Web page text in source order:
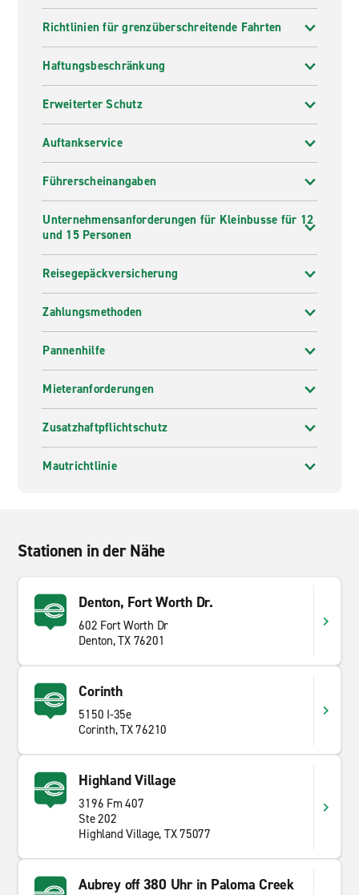
Richtlinien für grenzüberschreitende Fahrten
Haftungsbeschränkung
Erweiterter Schutz
Auftankservice
Führerscheinangaben
Unternehmensanforderungen für Kleinbusse für 12
und 15 Personen
Reisegepäckversicherung
Zahlungsmethoden
Pannenhilfe
Mieteranforderungen
Zusatzhaftpflichtschutz
Mautrichtlinie
Stationen in der Nähe
Denton, Fort Worth Dr.
602 Fort Worth Dr
Denton, TX 76201
Corinth
5150 I-35e
Corinth, TX 76210
Highland Village
3196 Fm 407
Ste 202
Highland Village, TX 75077
Aubrey off 380 Uhr in Paloma Creek